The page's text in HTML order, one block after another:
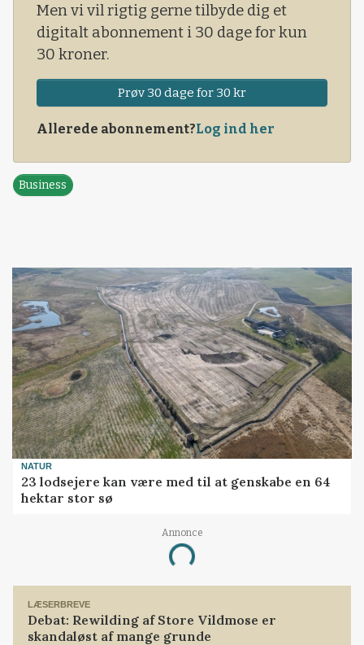
Men vi vil rigtig gerne tilbyde dig et
digitalt abonnement i 30 dage for kun
30 kroner.
Prøv 30 dage for 30 kr
Allerede abonnement?Log ind her
Business
NATUR
23 lodsejere kan være med til at genskabe en 64
hektar stor sø
Annonce
Loading...
LÆSERBREVE
Debat: Rewilding af Store Vildmose er
skandaløst af mange grunde